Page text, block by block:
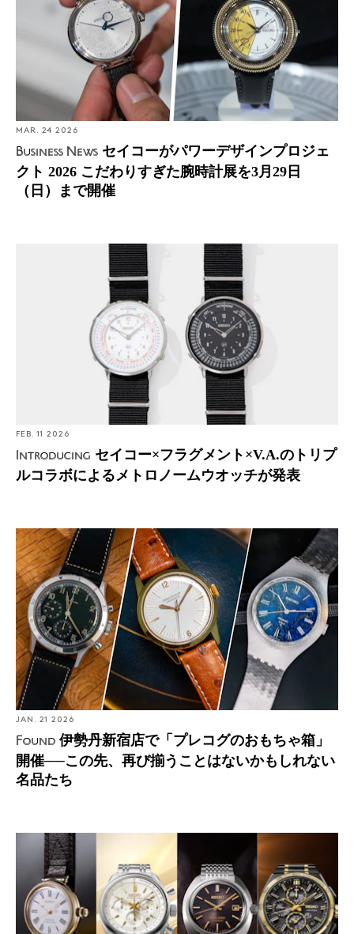
MAR. 24 2026
Business News セイコーがパワーデザインプロジェ
クト 2026 こだわりすぎた腕時計展を3月29日
（日）まで開催
Introducing: セイコー×フラグメント×V.A.のトリプルコラ
ボによるメトロノームウオッチが発表
FEB. 11 2026
Introducing セイコー×フラグメント×V.A.のトリプ
ルコラボによるメトロノームウオッチが発表
Found: 伊勢丹新宿店で「プレコグのおもちゃ箱」開催
──この先、再び揃うことはないかもしれない名品たち
JAN. 21 2026
Found 伊勢丹新宿店で「プレコグのおもちゃ箱」
開催──この先、再び揃うことはないかもしれない
名品たち
Introducing: セイコーからブランド創業145周年を記念し
た4つの限定モデルが登場